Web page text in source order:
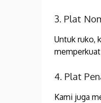
3. Plat
Untuk ruko,
4. Plat
Kami juga